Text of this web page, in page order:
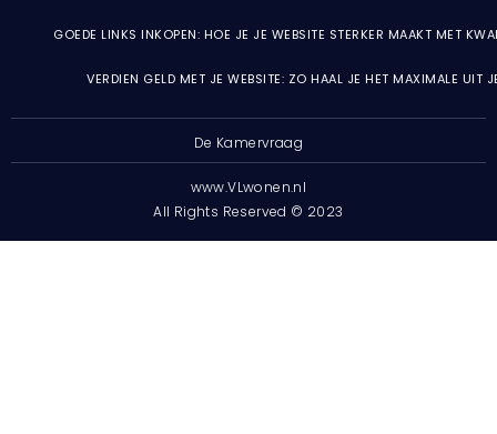
GOEDE LINKS INKOPEN: HOE JE JE WEBSITE STERKER MAAKT MET
VERDIEN GELD MET JE WEBSITE: ZO HAAL JE HET MAXIMALE UIT
De Kamervraag
www.VLwonen.nl
All Rights Reserved © 2023